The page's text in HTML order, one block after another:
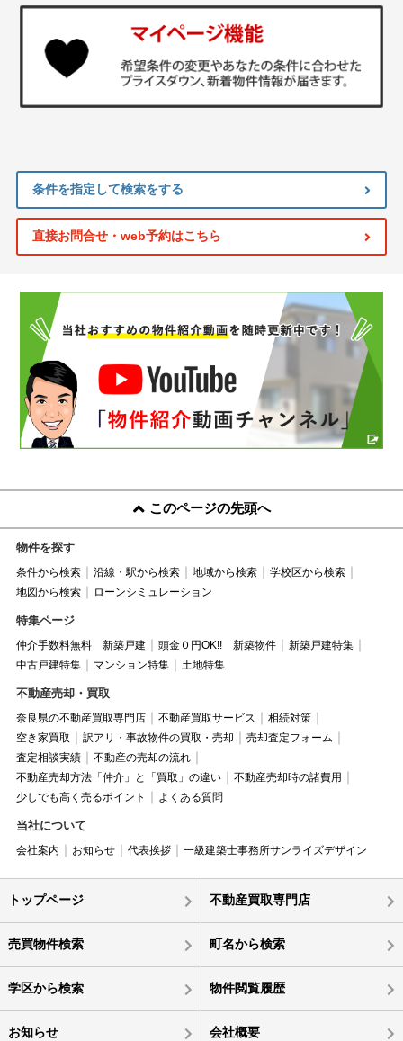
条件を指定して検索をする
直接お問合せ・web予約はこちら
このページの先頭へ
物件を探す
条件から検索 沿線・駅から検索 地域から検索
学校区から検索
地図から検索
ローンシミュレーション
特集ページ
仲介手数料無料 新築戸建 頭金０円OK!! 新築物件
新築戸建特集
中古戸建特集
マンション特集 土地特集
不動産売却・買取
奈良県の不動産買取専門店 不動産買取サービス
相続対策
空き家買取
訳アリ・事故物件の買取・売却
売却査定フォーム
査定相談実績
不動産の売却の流れ
不動産売却方法「仲介」と「買取」の違い
不動産売却時の諸費用
少しでも高く売るポイント
よくある質問
当社について
会社案内 お知らせ 代表挨拶 一級建築士事務所サンライズデザイン
トップページ 不動産買取専門店
売買物件検索 町名から検索
学区から検索 物件閲覧履歴
お知らせ 会社概要